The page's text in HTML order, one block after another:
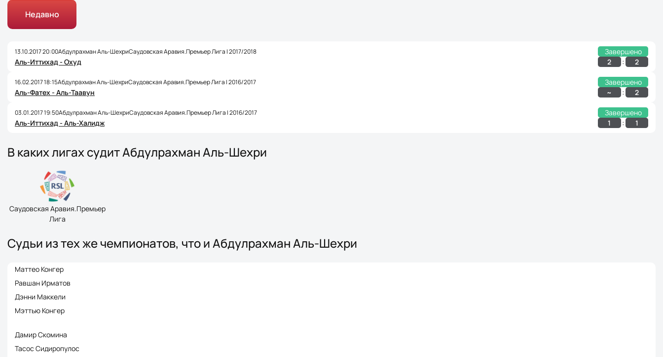
Недавно
13.10.2017 20:00Абдулрахман Аль-ШехриСаудовская Аравия.Премьер Лига | 2017/2018
Завершено
Аль-Иттихад - Охуд
2 : 2
16.02.2017 18:15Абдулрахман Аль-ШехриСаудовская Аравия.Премьер Лига | 2016/2017
Завершено
Аль-Фатех - Аль-Таавун
~ : 2
03.01.2017 19:50Абдулрахман Аль-ШехриСаудовская Аравия.Премьер Лига | 2016/2017
Завершено
Аль-Иттихад - Аль-Халидж
1 : 1
В каких лигах судит Абдулрахман Аль-Шехри
Саудовская Аравия.Премьер
Лига
Судьи из тех же чемпионатов, что и Абдулрахман Аль-Шехри
Маттео Конгер
Равшан Ирматов
Дэнни Маккели
Мэттью Конгер
Дамир Скомина
Тасос Сидиропулос